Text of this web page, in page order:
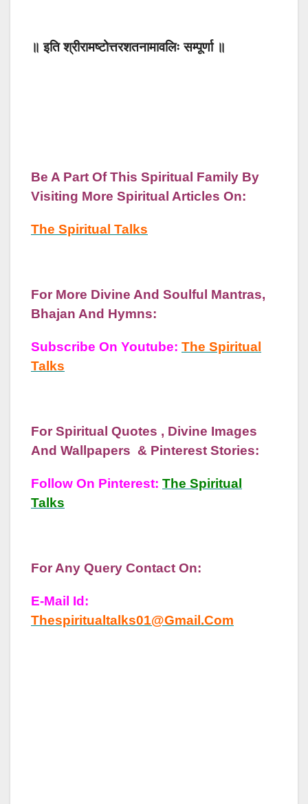
॥ इति श्रीरामष्टोत्तरशतनामावलिः सम्पूर्णा ॥
Be A Part Of This Spiritual Family By
Visiting More Spiritual Articles On:
The Spiritual Talks
For More Divine And Soulful Mantras,
Bhajan And Hymns:
Subscribe On Youtube: The Spiritual
Talks
For Spiritual Quotes , Divine Images
And Wallpapers & Pinterest Stories:
Follow On Pinterest: The Spiritual
Talks
For Any Query Contact On:
E-Mail Id:
Thespiritualtalks01@gmail.com